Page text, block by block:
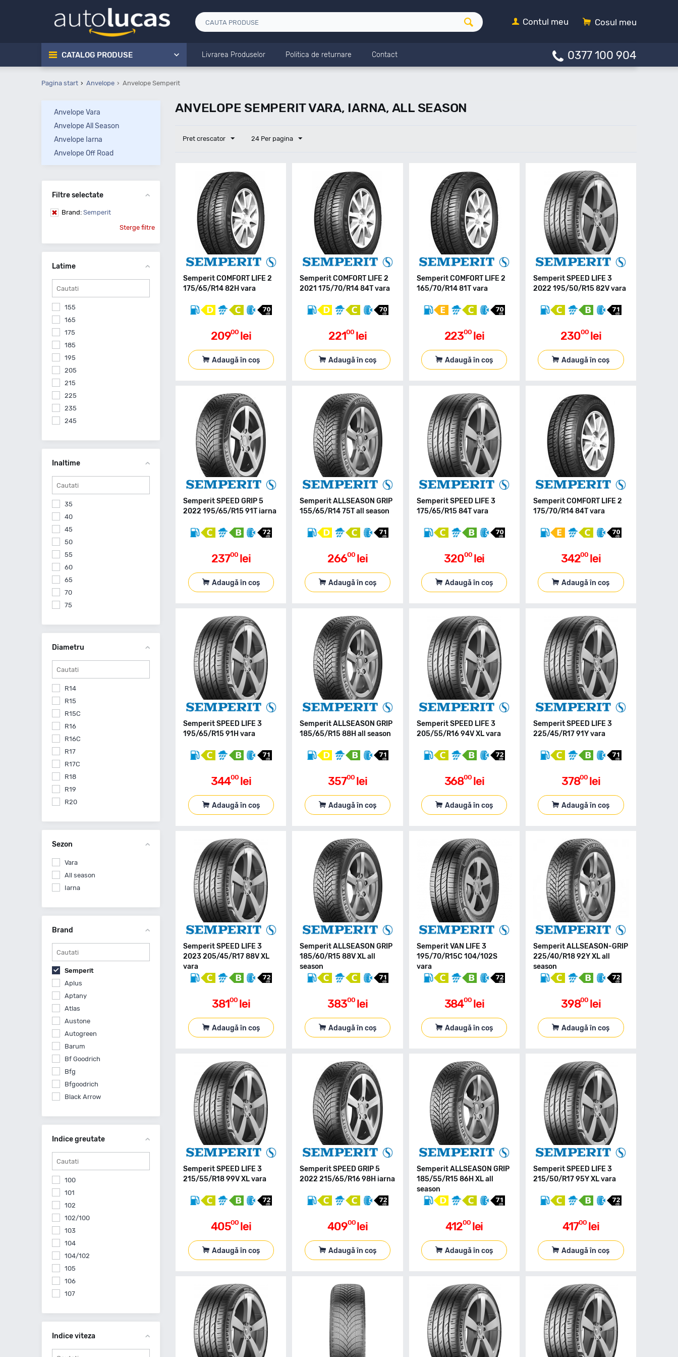
Cosul meu
Contul meu
CATALOG PRODUSE Livrarea Produselor Politica de returnare Contact 0377 100 904
Pagina start Anvelope Anvelope Semperit
ANVELOPE SEMPERIT VARA, IARNA, ALL SEASON
Pret crescator 24 Per pagina
Semperit COMFORT LIFE 2
175/65/R14 82H vara
20900 lei
Adaugă în coș
Semperit COMFORT LIFE 2
2021 175/70/R14 84T vara
22100 lei
Adaugă în coș
Semperit COMFORT LIFE 2
165/70/R14 81T vara
22300 lei
Adaugă în coș
Semperit SPEED LIFE 3
2022 195/50/R15 82V vara
23000 lei
Adaugă în coș
Semperit SPEED GRIP 5
2022 195/65/R15 91T iarna
23700 lei
Adaugă în coș
Semperit ALLSEASON GRIP
155/65/R14 75T all season
26600 lei
Adaugă în coș
Semperit SPEED LIFE 3
175/65/R15 84T vara
32000 lei
Adaugă în coș
Semperit COMFORT LIFE 2
175/70/R14 84T vara
34200 lei
Adaugă în coș
Semperit SPEED LIFE 3
195/65/R15 91H vara
34400 lei
Adaugă în coș
Semperit ALLSEASON GRIP
185/65/R15 88H all season
35700 lei
Adaugă în coș
Semperit SPEED LIFE 3
205/55/R16 94V XL vara
36800 lei
Adaugă în coș
Semperit SPEED LIFE 3
225/45/R17 91Y vara
37800 lei
Adaugă în coș
Semperit SPEED LIFE 3
2023 205/45/R17 88V XL
vara
38100 lei
Adaugă în coș
Semperit ALLSEASON GRIP
185/60/R15 88V XL all
season
38300 lei
Adaugă în coș
Semperit VAN LIFE 3
195/70/R15C 104/102S
vara
38400 lei
Adaugă în coș
Semperit ALLSEASON-GRIP
225/40/R18 92Y XL all
season
39800 lei
Adaugă în coș
Semperit SPEED LIFE 3
215/55/R18 99V XL vara
40500 lei
Adaugă în coș
Semperit SPEED GRIP 5
2022 215/65/R16 98H iarna
40900 lei
Adaugă în coș
Semperit ALLSEASON GRIP
185/55/R15 86H XL all
season
41200 lei
Adaugă în coș
Semperit SPEED LIFE 3
215/50/R17 95Y XL vara
41700 lei
Adaugă în coș
Anvelope Vara
Anvelope All Season
Anvelope Iarna
Anvelope Off Road
Filtre selectate
Brand: Semperit
Sterge filtre
Latime
155
165
175
185
195
205
215
225
235
245
275
Inaltime
35
40
45
50
55
60
65
70
75
Diametru
R14
R15
R15C
R16
R16C
R17
R17C
R18
R19
R20
Sezon
Vara
All season
Iarna
Brand
Semperit
Aplus
Aptany
Atlas
Austone
Autogreen
Barum
Bf Goodrich
Bfg
Bfgoodrich
Black Arrow
Comforser
Cooper
Cst By Maxxis
Diplomat
Double Coin
Feu Vert
Firemax
Indice greutate
100
101
102
102/100
103
104
104/102
105
106
107
109/107
Indice viteza